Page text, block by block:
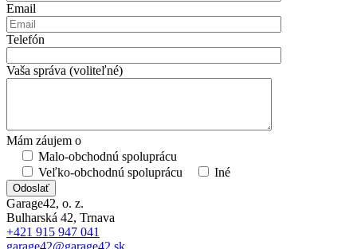
Email
Telefón
Vaša správa (voliteľné)
Mám záujem o
Malo-obchodnú spoluprácu
Veľko-obchodnú spoluprácu
Iné
Odoslať
Garage42, o. z.
Bulharská 42, Trnava
+421 915 947 041
garage42@garage42.sk